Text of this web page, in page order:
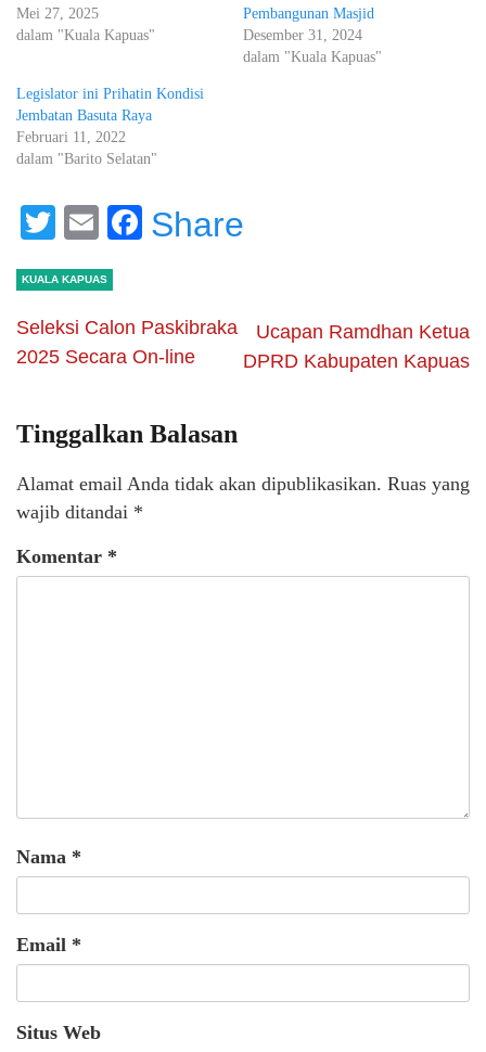
Mei 27, 2025
dalam "Kuala Kapuas"
Pembangunan Masjid
Desember 31, 2024
dalam "Kuala Kapuas"
Legislator ini Prihatin Kondisi
Jembatan Basuta Raya
Februari 11, 2022
dalam "Barito Selatan"
Twitter
EmailFacebook
Share
KUALA KAPUAS
Seleksi Calon Paskibraka
2025 Secara On-line
Ucapan Ramdhan Ketua
DPRD Kabupaten Kapuas
Tinggalkan Balasan
Alamat email Anda tidak akan dipublikasikan. Ruas yang
wajib ditandai *
Komentar *
Nama *
Email *
Situs Web